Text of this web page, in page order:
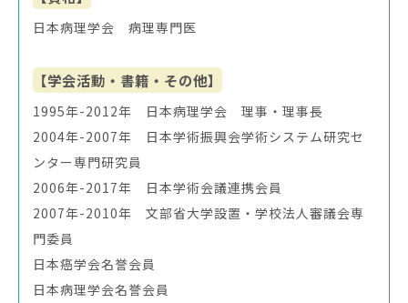
日本病理学会 病理専門医
【学会活動・書籍・その他】
1995年-2012年 日本病理学会 理事・理事長
2004年-2007年 日本学術振興会学術システム研究セ
ンター専門研究員
2006年-2017年 日本学術会議連携会員
2007年-2010年 文部省大学設置・学校法人審議会専
門委員
日本癌学会名誉会員
日本病理学会名誉会員